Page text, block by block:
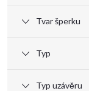
Tvar šperku
Typ
Typ uzávěru